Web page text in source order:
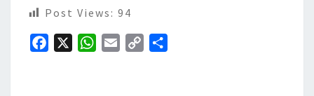
Post Views: 94
W